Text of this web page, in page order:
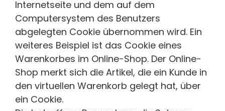
Internetseite und dem auf dem
Computersystem des Benutzers
abgelegten Cookie übernommen wird. Ein
weiteres Beispiel ist das Cookie eines
Warenkorbes im Online-Shop. Der Online-
Shop merkt sich die Artikel, die ein Kunde in
den virtuellen Warenkorb gelegt hat, über
ein Cookie.